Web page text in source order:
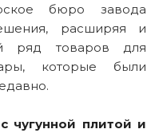
бюро завода
расширяя и
ряд товаров для
которые были
чугунной плитой и